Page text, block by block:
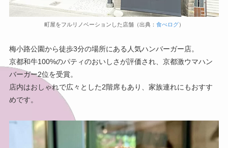
町屋をフルリノベーションした店舗（出典： 食べログ）
梅小路公園から徒歩3分の場所にある人気ハンバーガー店。
京都和牛100%のパティのおいしさが評価され、京都激ウマハン
バーガー2位を受賞。
店内はおしゃれで広々とした2階席もあり、家族連れにもおすす
めです。